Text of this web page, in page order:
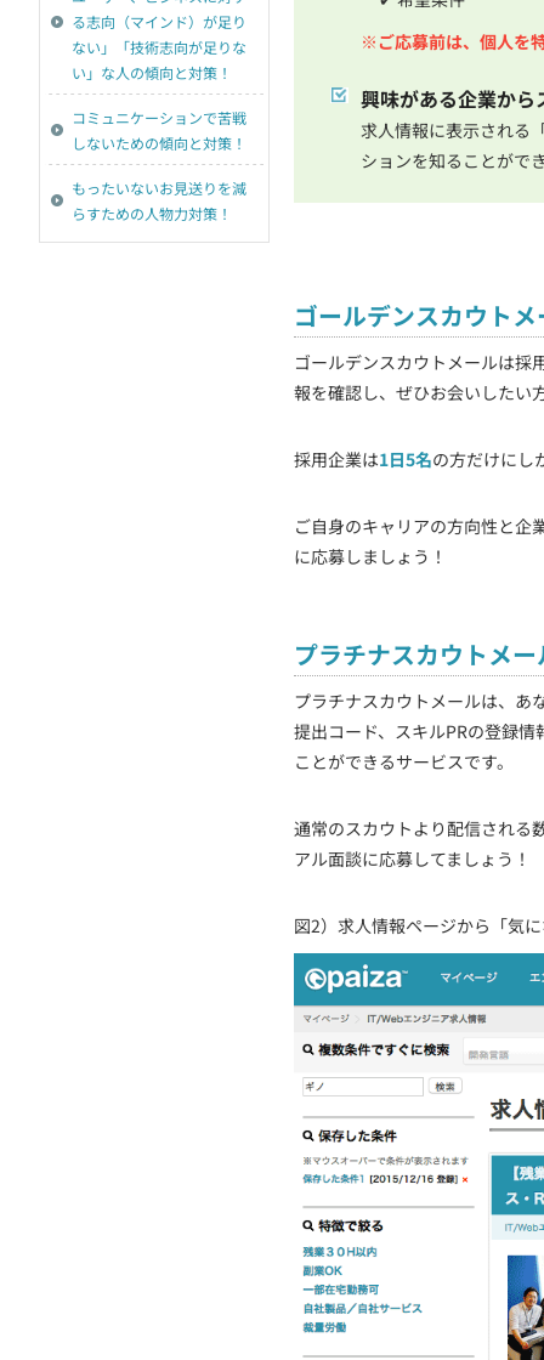
※ご応募前は、個人を
興味がある企業から
求人情報に表示される
ションを知ることがで
ゴールデンスカウト
ゴールデンスカウトメールは採
報を確認し、ぜひお会いしたい
採用企業は1日5名の方だけにし
ご自身のキャリアの方向性と企
に応募しましょう！
プラチナスカウトメ
プラチナスカウトメールは、あ
提出コード、スキルPRの登録情
ことができるサービスです。
通常のスカウトより配信される
アル面談に応募してましょう！
図2）求人情報ページから「気
る志向（マインド）が足り
ない」「技術志向が足りな
い」な人の傾向と対策！
コミュニケーションで苦戦
しないための傾向と対策！
もったいないお見送りを減
らすための人物力対策！